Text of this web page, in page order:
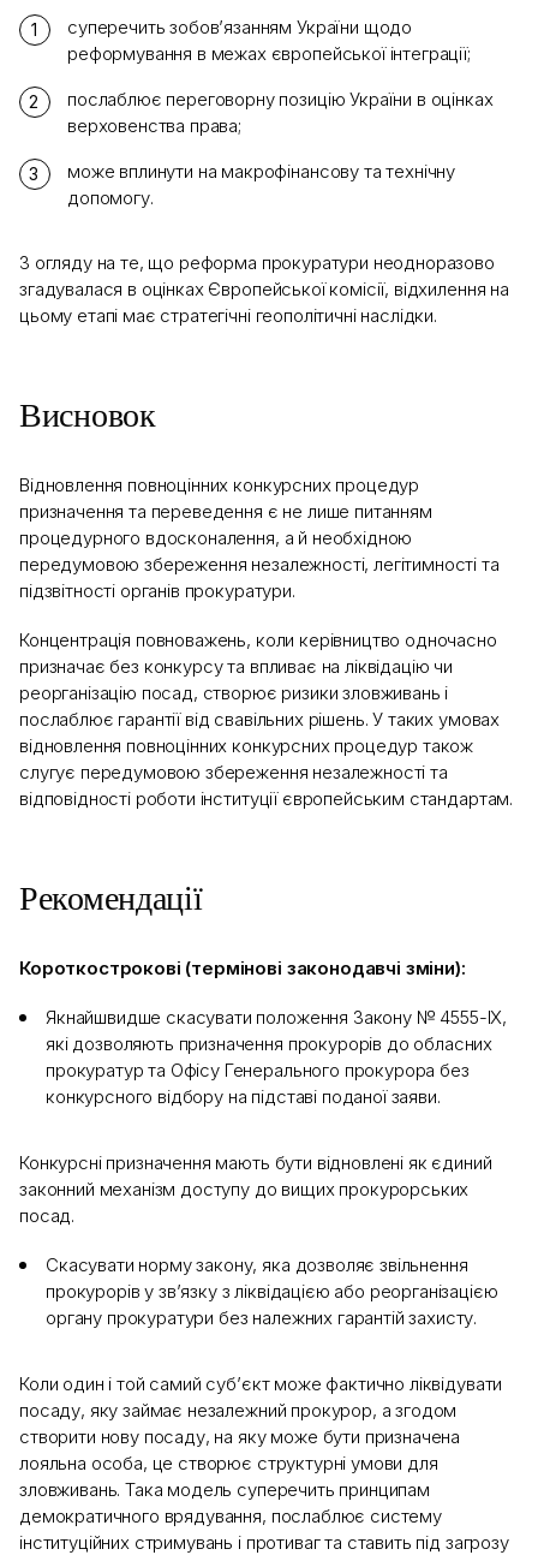
суперечить зобов’язанням України щодо
реформування в межах європейської інтеграції;
послаблює переговорну позицію України в оцінках
верховенства права;
може вплинути на макрофінансову та технічну
допомогу.
З огляду на те, що реформа прокуратури неодноразово
згадувалася в оцінках Європейської комісії, відхилення на
цьому етапі має стратегічні геополітичні наслідки.
Висновок
Відновлення повноцінних конкурсних процедур
призначення та переведення є не лише питанням
процедурного вдосконалення, а й необхідною
передумовою збереження незалежності, легітимності та
підзвітності органів прокуратури.
Концентрація повноважень, коли керівництво одночасно
призначає без конкурсу та впливає на ліквідацію чи
реорганізацію посад, створює ризики зловживань і
послаблює гарантії від свавільних рішень. У таких умовах
відновлення повноцінних конкурсних процедур також
слугує передумовою збереження незалежності та
відповідності роботи інституції європейським стандартам.
Рекомендації
Короткострокові (термінові законодавчі зміни):
Якнайшвидше скасувати положення Закону № 4555-IX,
які дозволяють призначення прокурорів до обласних
прокуратур та Офісу Генерального прокурора без
конкурсного відбору на підставі поданої заяви.
Конкурсні призначення мають бути відновлені як єдиний
законний механізм доступу до вищих прокурорських
посад.
Скасувати норму закону, яка дозволяє звільнення
прокурорів у зв’язку з ліквідацією або реорганізацією
органу прокуратури без належних гарантій захисту.
Коли один і той самий суб’єкт може фактично ліквідувати
посаду, яку займає незалежний прокурор, а згодом
створити нову посаду, на яку може бути призначена
лояльна особа, це створює структурні умови для
зловживань. Така модель суперечить принципам
демократичного врядування, послаблює систему
інституційних стримувань і противаг та ставить під загрозу